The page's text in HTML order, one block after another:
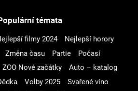
témata
filmy 2024
Nejlepší horory
Změna času Partie
Počasí
ZOO Nové začátky
Auto – katalog
Volby 2025
Svařené víno